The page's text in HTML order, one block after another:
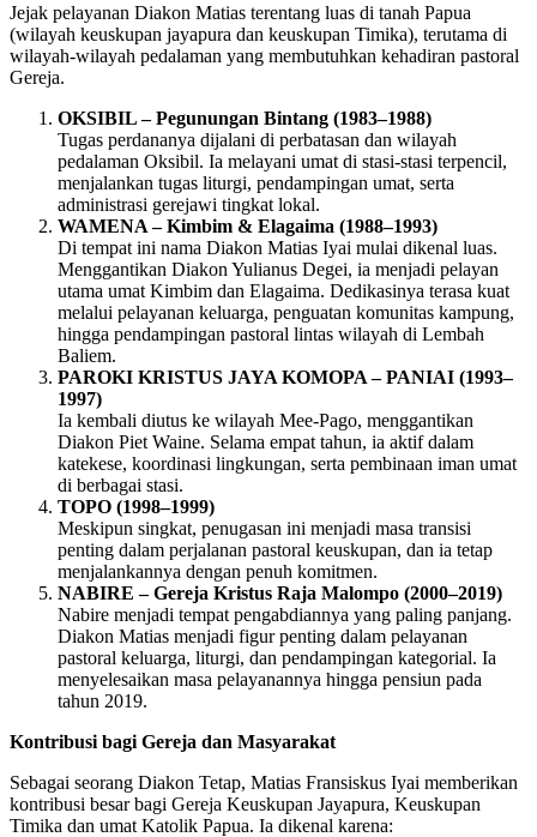
Jejak pelayanan Diakon Matias terentang luas di tanah Papua
(wilayah keuskupan jayapura dan keuskupan Timika), terutama di
wilayah-wilayah pedalaman yang membutuhkan kehadiran pastoral
Gereja.
OKSIBIL – Pegunungan Bintang (1983–1988)
Tugas perdananya dijalani di perbatasan dan wilayah
pedalaman Oksibil. Ia melayani umat di stasi-stasi terpencil,
menjalankan tugas liturgi, pendampingan umat, serta
administrasi gerejawi tingkat lokal.
WAMENA – Kimbim & Elagaima (1988–1993)
Di tempat ini nama Diakon Matias Iyai mulai dikenal luas.
Menggantikan Diakon Yulianus Degei, ia menjadi pelayan
utama umat Kimbim dan Elagaima. Dedikasinya terasa kuat
melalui pelayanan keluarga, penguatan komunitas kampung,
hingga pendampingan pastoral lintas wilayah di Lembah
Baliem.
PAROKI KRISTUS JAYA KOMOPA – PANIAI (1993–
1997)
Ia kembali diutus ke wilayah Mee-Pago, menggantikan
Diakon Piet Waine. Selama empat tahun, ia aktif dalam
katekese, koordinasi lingkungan, serta pembinaan iman umat
di berbagai stasi.
TOPO (1998–1999)
Meskipun singkat, penugasan ini menjadi masa transisi
penting dalam perjalanan pastoral keuskupan, dan ia tetap
menjalankannya dengan penuh komitmen.
NABIRE – Gereja Kristus Raja Malompo (2000–2019)
Nabire menjadi tempat pengabdiannya yang paling panjang.
Diakon Matias menjadi figur penting dalam pelayanan
pastoral keluarga, liturgi, dan pendampingan kategorial. Ia
menyelesaikan masa pelayanannya hingga pensiun pada
tahun 2019.
Kontribusi bagi Gereja dan Masyarakat
Sebagai seorang Diakon Tetap, Matias Fransiskus Iyai memberikan
kontribusi besar bagi Gereja Keuskupan Jayapura, Keuskupan
Timika dan umat Katolik Papua. Ia dikenal karena: